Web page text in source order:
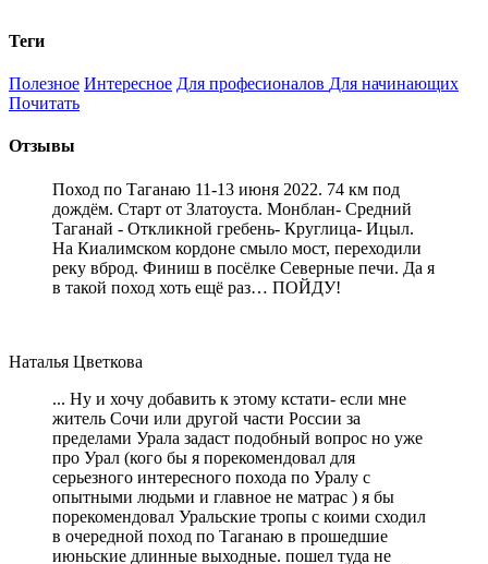
Теги
Полезное Интересное Для професионалов Для начинающих
Почитать
Отзывы
Поход по Таганаю 11-13 июня 2022. 74 км под
дождём. Старт от Златоуста. Монблан- Средний
Таганай - Откликной гребень- Круглица- Ицыл.
На Киалимском кордоне смыло мост, переходили
реку вброд. Финиш в посёлке Северные печи. Да я
в такой поход хоть ещё раз… ПОЙДУ!
Наталья Цветкова
... Ну и хочу добавить к этому кстати- если мне
житель Сочи или другой части России за
пределами Урала задаст подобный вопрос но уже
про Урал (кого бы я порекомендовал для
серьезного интересного похода по Уралу с
опытными людьми и главное не матрас ) я бы
порекомендовал Уральские тропы с коими сходил
в очередной поход по Таганаю в прошедшие
июньские длинные выходные. пошел туда не